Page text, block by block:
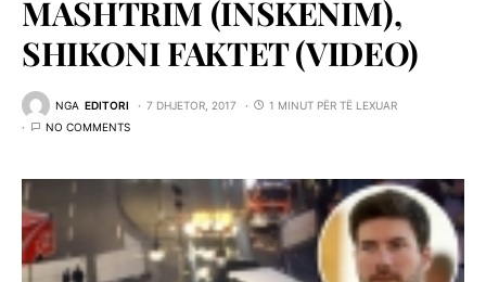
MASHTRIM (INSKENIM),
SHIKONI FAKTET (VIDEO)
NGA EDITORI 7 DHJETOR, 2017
1 MINUT PËR TË LEXUAR
NO COMMENTS